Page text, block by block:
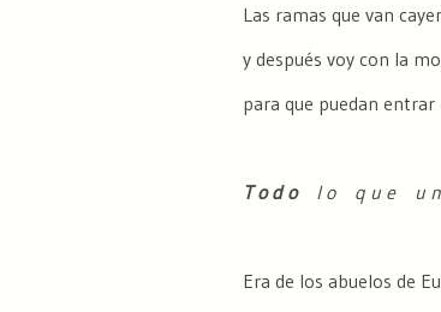
Las ramas que van
y después voy con la
para que puedan entrar
T o d o l o q u e u n
Era de los abuelos de